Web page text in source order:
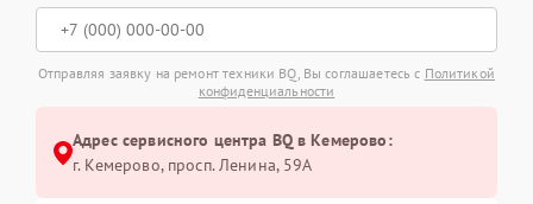
Отправляя заявку на ремонт техники BQ, Вы соглашаетесь с Политикой
конфиденциальности
Адрес сервисного центра BQ в Кемерово:
г. Кемерово, просп. Ленина, 59А